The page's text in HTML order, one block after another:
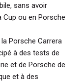
sans avoir
Cup ou en Porsche
Porsche Carrera
à des tests de
et de Porsche de
et à des